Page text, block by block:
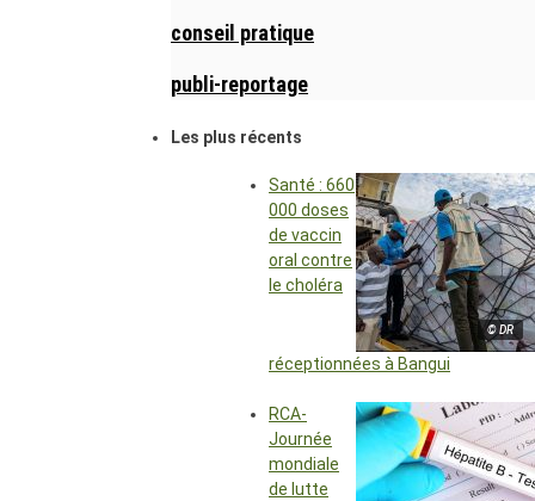
conseil pratique
publi-reportage
Les plus récents
© DR
Santé : 660
000 doses
de vaccin
oral contre
le choléra
réceptionnées à Bangui
RCA-
Journée
mondiale
de lutte